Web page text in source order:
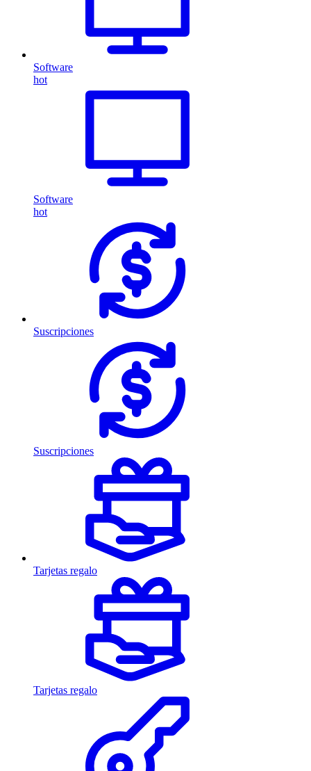
Software
hot
Software
hot
Suscripciones
Suscripciones
Tarjetas regalo
Tarjetas regalo